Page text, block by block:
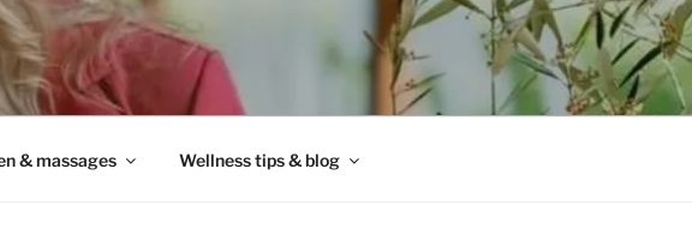
& massages Wellness tips & blog